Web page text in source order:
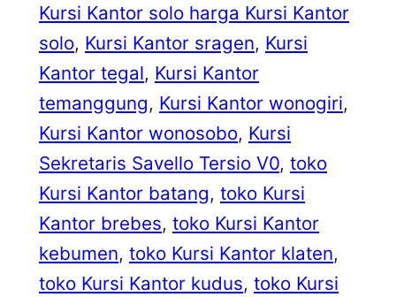
Kursi Kantor solo harga Kursi Kantor
solo, Kursi Kantor sragen, Kursi
Kantor tegal, Kursi Kantor
temanggung, Kursi Kantor wonogiri
Kursi Kantor wonosobo, Kursi
Sekretaris Savello Tersio V0, toko
Kursi Kantor batang, toko Kursi
Kantor brebes, toko Kursi Kantor
kebumen, toko Kursi Kantor klaten
toko Kursi Kantor kudus, toko Kursi